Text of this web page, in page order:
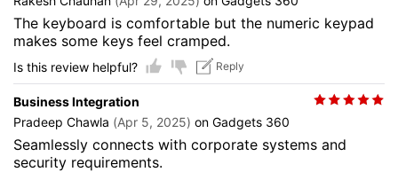
The keyboard is comfortable but the numeric keypad
makes some keys feel cramped.
Is this review helpful? Reply
Business Integration
Pradeep Chawla (Apr 5, 2025) on Gadgets 360
Seamlessly connects with corporate systems and
security requirements.